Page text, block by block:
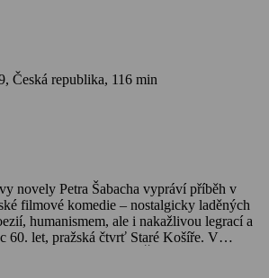
Česká republika, 116 min
novely Petra Šabacha vypráví příběh v
filmové komedie – nostalgicky laděných
humanismem, ale i nakažlivou legrací a
60. let, pražská čtvrť Staré Košíře. V
povolání, je zastáncem panujícího režimu a